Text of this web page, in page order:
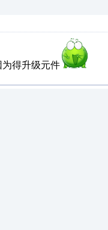
得升级元件